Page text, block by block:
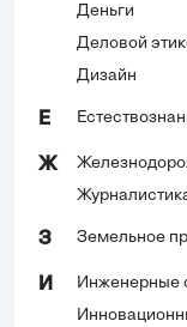
Деньги
Деловой
Дизайн
Е
Ж
З Земельное
И
Инженерные